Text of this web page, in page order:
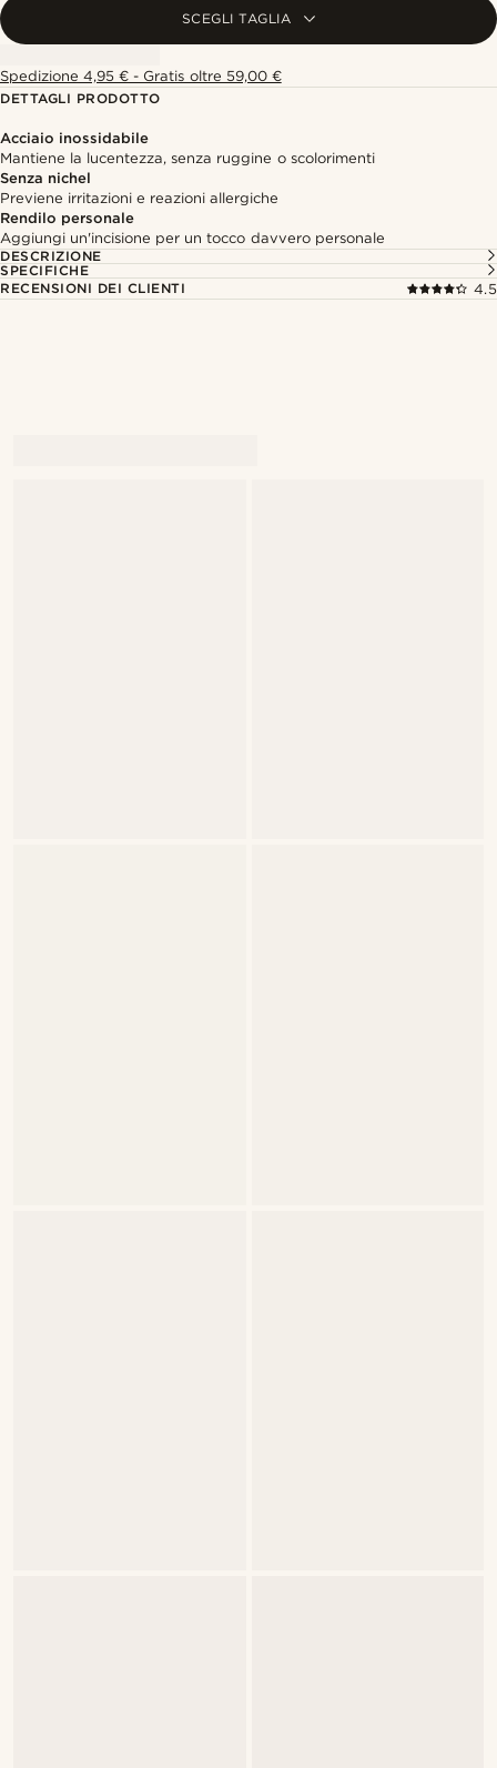
SCEGLI TAGLIA
Spedizione 4,95 € - Gratis oltre 59,00 €
DETTAGLI PRODOTTO
Acciaio inossidabile
Mantiene la lucentezza, senza ruggine o scolorimenti
Senza nichel
Previene irritazioni e reazioni allergiche
Rendilo personale
Aggiungi un'incisione per un tocco davvero personale
DESCRIZIONE
SPECIFICHE
RECENSIONI DEI CLIENTI
4.5